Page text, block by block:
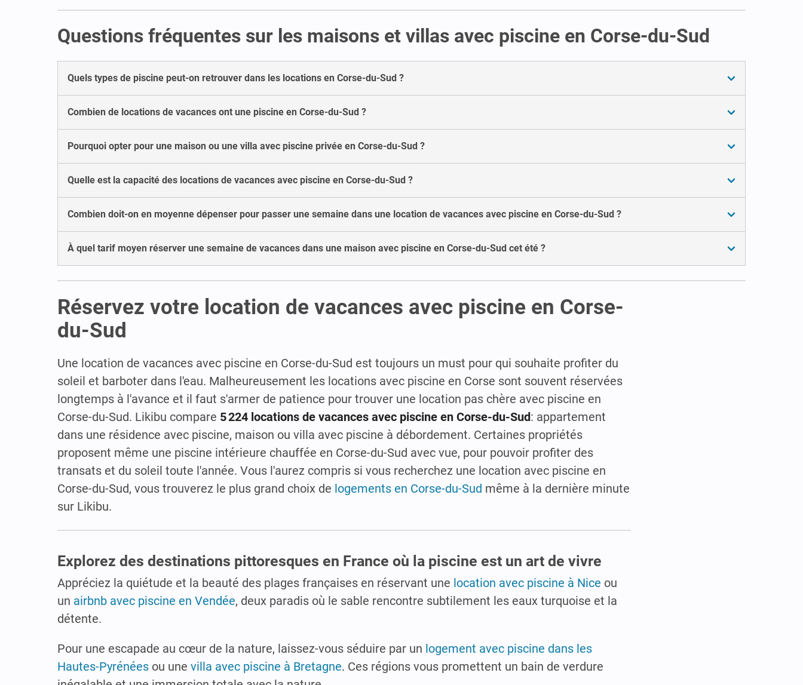
Questions fréquentes sur les maisons et villas avec piscine en Corse-du-Sud
Quels types de piscine peut-on retrouver dans les locations en Corse-du-Sud ?
Combien de locations de vacances ont une piscine en Corse-du-Sud ?
Pourquoi opter pour une maison ou une villa avec piscine privée en Corse-du-Sud ?
Quelle est la capacité des locations de vacances avec piscine en Corse-du-Sud ?
Combien doit-on en moyenne dépenser pour passer une semaine dans une location de vacances avec piscine en Corse-du-Sud ?
À quel tarif moyen réserver une semaine de vacances dans une maison avec piscine en Corse-du-Sud cet été ?
Réservez votre location de vacances avec piscine en Corse-
du-Sud
Une location de vacances avec piscine en Corse-du-Sud est toujours un must pour qui souhaite profiter du
soleil et barboter dans l'eau. Malheureusement les locations avec piscine en Corse sont souvent réservées
longtemps à l'avance et il faut s'armer de patience pour trouver une location pas chère avec piscine en
Corse-du-Sud. Likibu compare 5 224 locations de vacances avec piscine en Corse-du-Sud: appartement
dans une résidence avec piscine, maison ou villa avec piscine à débordement. Certaines propriétés
proposent même une piscine intérieure chauffée en Corse-du-Sud avec vue, pour pouvoir profiter des
transats et du soleil toute l'année. Vous l'aurez compris si vous recherchez une location avec piscine en
Corse-du-Sud, vous trouverez le plus grand choix de logements en Corse-du-Sud même à la dernière minute
sur Likibu.
Explorez des destinations pittoresques en France où la piscine est un art de vivre
Appréciez la quiétude et la beauté des plages françaises en réservant une location avec piscine à Nice ou
un airbnb avec piscine en Vendée, deux paradis où le sable rencontre subtilement les eaux turquoise et la
détente.
Pour une escapade au cœur de la nature, laissez-vous séduire par un logement avec piscine dans les
Hautes-Pyrénées ou une villa avec piscine à Bretagne. Ces régions vous promettent un bain de verdure